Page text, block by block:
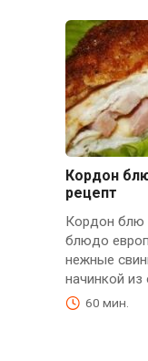
Кордон
рецепт
Кордон блю
блюдо
нежные
начинкой из
60 мин.